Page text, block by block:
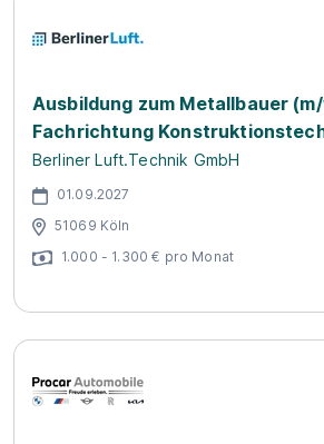
Ausbildung zum Metallbauer
Fachrichtung
Berliner Luft.Technik GmbH
01.09.2027
51069 Köln
1.000 - 1.300 € pro Monat